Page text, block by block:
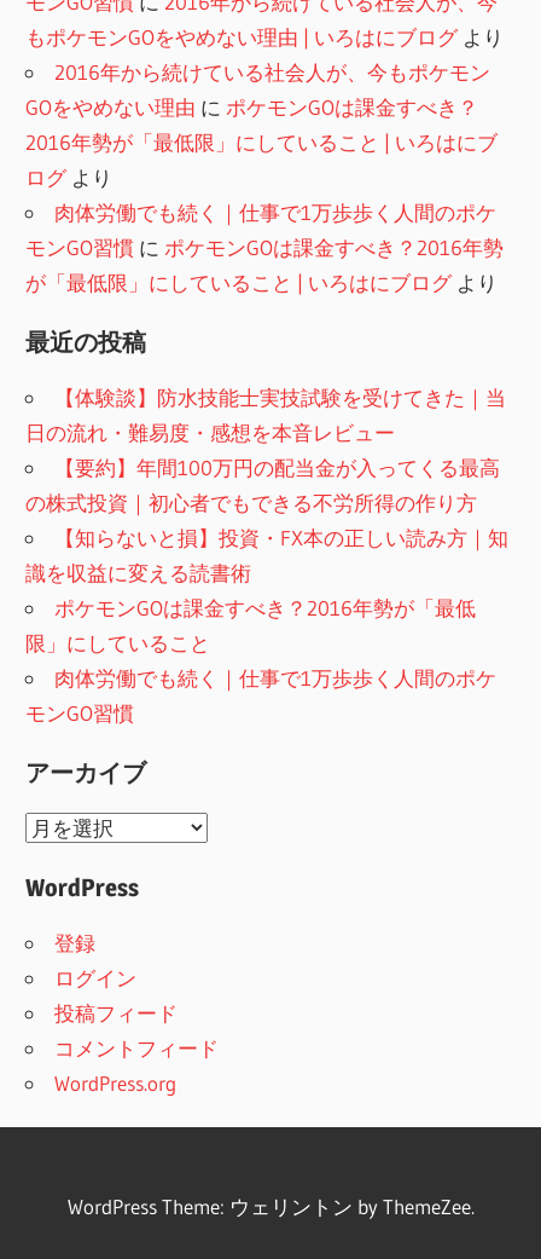
もポケモンGOをやめない理由 | いろはにブログより
2016年から続けている社会人が、今もポケモン
GOをやめない理由 に ポケモンGOは課金すべき？
2016年勢が「最低限」にしていること | いろはにブ
ログより
肉体労働でも続く｜仕事で1万歩歩く人間のポケ
モンGO習慣 に ポケモンGOは課金すべき？2016年勢
が「最低限」にしていること | いろはにブログより
最近の投稿
【体験談】防水技能士実技試験を受けてきた｜当
日の流れ・難易度・感想を本音レビュー
【要約】年間100万円の配当金が入ってくる最高
の株式投資｜初心者でもできる不労所得の作り方
【知らないと損】投資・FX本の正しい読み方｜知
識を収益に変える読書術
ポケモンGOは課金すべき？2016年勢が「最低
限」にしていること
肉体労働でも続く｜仕事で1万歩歩く人間のポケ
モンGO習慣
アーカイブ
ア
カ
WordPress
登録
ログイン
投稿フィード
コメントフィード
WordPress.org
WordPress Theme: ウェリントン by ThemeZee.